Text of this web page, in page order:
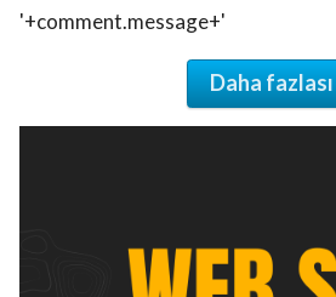
'+comment.message+'
Daha fazlası